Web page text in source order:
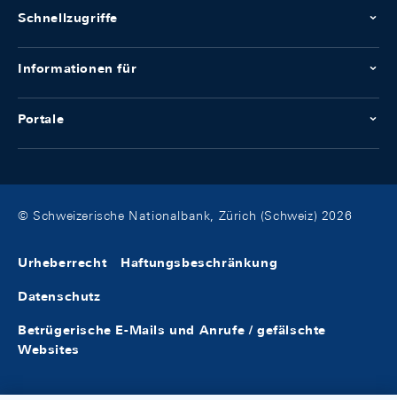
Schnellzugriffe
Informationen für
Portale
© Schweizerische Nationalbank, Zürich (Schweiz) 2026
Urheberrecht Haftungsbeschränkung
Datenschutz
Betrügerische E-Mails und Anrufe / gefälschte
Websites